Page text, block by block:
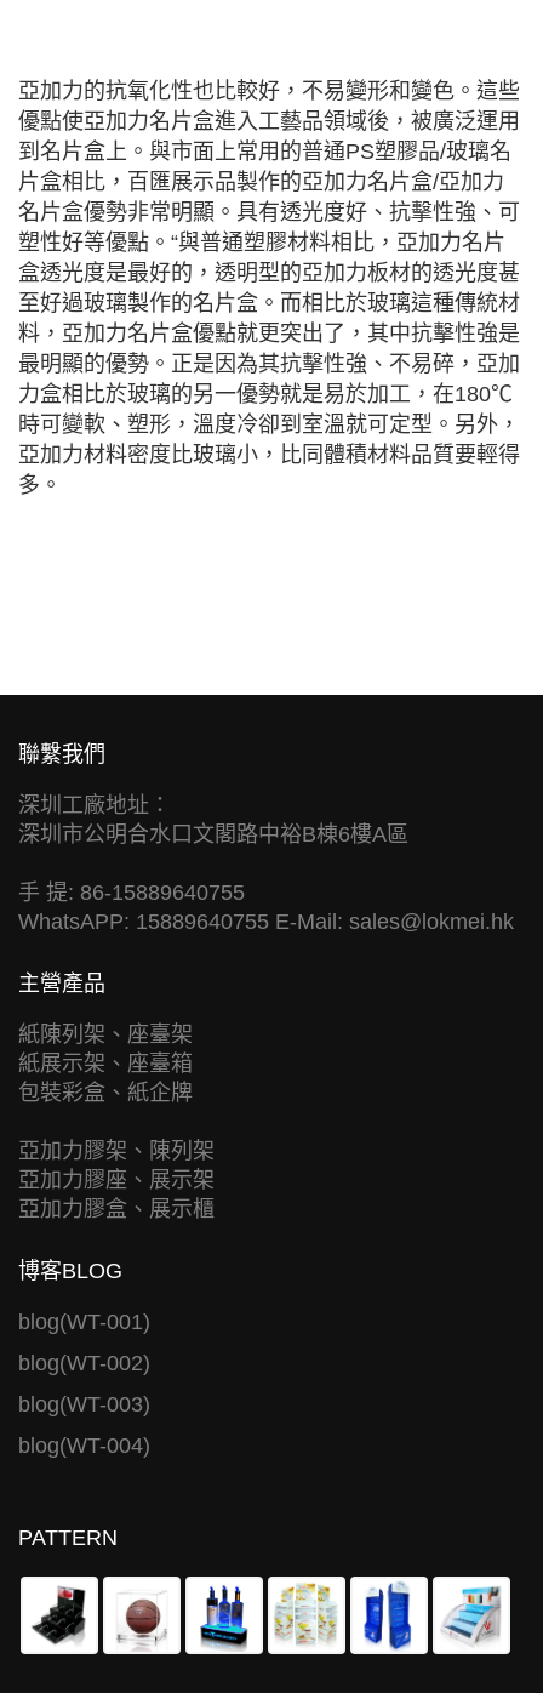
亞加力的抗氧化性也比較好，不易變形和變色。這些
優點使亞加力名片盒進入工藝品領域後，被廣泛運用
到名片盒上。與市面上常用的普通PS塑膠品/玻璃名
片盒相比，百匯展示品製作的亞加力名片盒/亞加力
名片盒優勢非常明顯。具有透光度好、抗擊性強、可
塑性好等優點。“與普通塑膠材料相比，亞加力名片
盒透光度是最好的，透明型的亞加力板材的透光度甚
至好過玻璃製作的名片盒。而相比於玻璃這種傳統材
料，亞加力名片盒優點就更突出了，其中抗擊性強是
最明顯的優勢。正是因為其抗擊性強、不易碎，亞加
力盒相比於玻璃的另一優勢就是易於加工，在180℃
時可變軟、塑形，溫度冷卻到室溫就可定型。另外，
亞加力材料密度比玻璃小，比同體積材料品質要輕得
多。
聯繫我們
深圳工廠地址：
深圳市公明合水口文閣路中裕B棟6樓A區
手 提: 86-15889640755
WhatsAPP: 15889640755 E-Mail: sales@lokmei.hk
主營產品
紙陳列架、座臺架
紙展示架、座臺箱
包裝彩盒、紙企牌
亞加力膠架、陳列架
亞加力膠座、展示架
亞加力膠盒、展示櫃
博客BLOG
blog(WT-001)
blog(WT-002)
blog(WT-003)
blog(WT-004)
PATTERN